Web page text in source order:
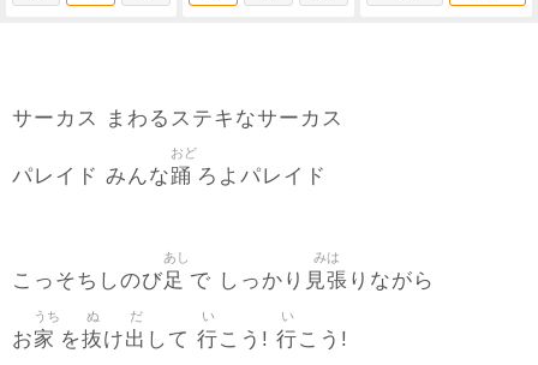
サーカス まわるステキなサーカス
パレイド みんな踊
おど
ろよパレイド
こっそちしのび足
あし
で しっかり 見張
みは
りながら
お家
うち
を抜
ぬ
け出
だ
して 行
い
こう! 行
い
こう!